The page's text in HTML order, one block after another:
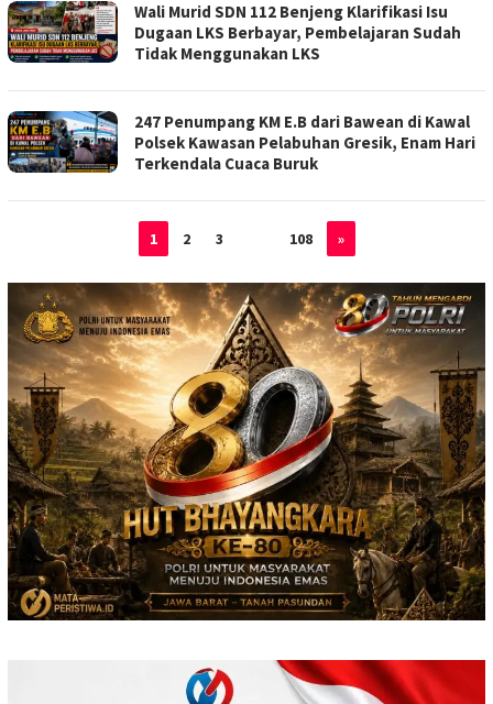
Wali Murid SDN 112 Benjeng Klarifikasi Isu
Dugaan LKS Berbayar, Pembelajaran Sudah
Tidak Menggunakan LKS
247 Penumpang KM E.B dari Bawean di Kawal
Polsek Kawasan Pelabuhan Gresik, Enam Hari
Terkendala Cuaca Buruk
1 2 3 108 »